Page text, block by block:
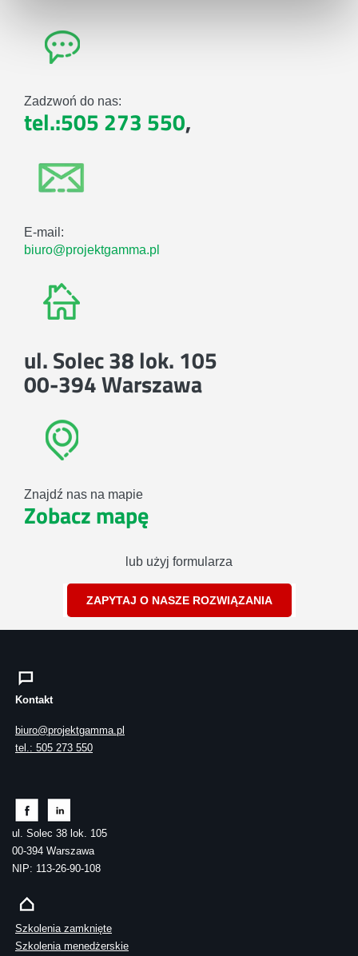
Zadzwoń do nas:
tel.:505 273 550,
E-mail:
biuro@projektgamma.pl
ul. Solec 38 lok. 105
00-394 Warszawa
Znajdź nas na mapie
Zobacz mapę
lub użyj formularza
ZAPYTAJ O NASZE ROZWIĄZANIA
Kontakt
biuro@projektgamma.pl
tel.: 505 273 550
ul. Solec 38 lok. 105
00-394 Warszawa
NIP: 113-26-90-108
Szkolenia zamknięte
Szkolenia menedżerskie